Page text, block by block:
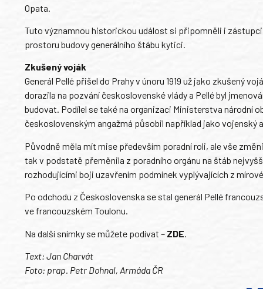
Opata.
Tuto významnou historickou událost si připomněli i
prostoru budovy generálního štábu kytici.
Zkušený voják
Generál Pellé přišel do Prahy v únoru 1919 už jako zkušený
dorazila na pozvání československé vlády a Pellé byl
budovat. Podílel se také na organizaci Ministerstva národní
československým angažmá působil například jako vojenský
Původně měla mít mise především poradní roli, ale vše
tak v podstatě přeměnila z poradního orgánu na štáb
rozhodujícími boji uzavřením podmínek vyplývajících z
Po odchodu z Československa se stal generál Pellé
ve francouzském Toulonu.
Na další snímky se můžete podívat – ZDE
Text: Jan Charvát
Foto: prap. Petr Dohnal, Armáda ČR